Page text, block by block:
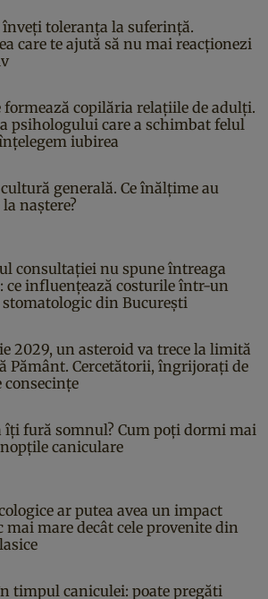
înveți toleranța la suferință.
care te ajută să nu mai reacționezi
formează copilăria relațiile de adulți.
psihologului care a schimbat felul
iubirea
generală. Ce înălțime au
naștere?
consultației nu spune întreaga
ce influențează costurile într-un
din București
2029, un asteroid va trece la limită
Pământ. Cercetătorii, îngrijorați de
consecințe
îți fură somnul? Cum poți dormi mai
caniculare
ar putea avea un impact
mai mare decât cele provenite din
timpul caniculei: poate pregăti